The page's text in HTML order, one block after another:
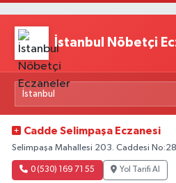
İstanbul Nöbetçi
Cadde Selimpaşa Eczanesi
Selimpaşa Mahallesi 203. Caddesi
0 (530) 169 71 55 Yol Tarifi Al